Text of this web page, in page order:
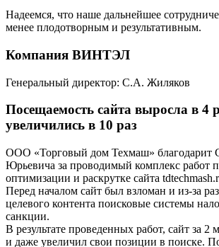
Надеемся, что наше дальнейшее
менее плодотворным и результативным.
Компания ВИНТЭЛ
Генеральный директор: С.А. Жиляков
Посещаемость сайта выросла в 4
увеличились в 10 раз
ООО «Торговый дом Техмаш» благодарит
Юрьевича за проводимый комплекс работ
оптимизации и раскрутке сайта
Перед началом сайт был взломан и из-за
целевого контента поисковые системы
санкции.
В результате проведенных работ, сайт за 2
и даже увеличил свои позиции в поиске.